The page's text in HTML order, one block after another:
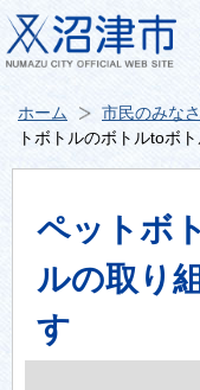
ホーム 市民のみな
トボトルのボトルtoボ
ペットボ
ルの取り
す